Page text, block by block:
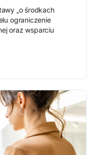
„o środkach
ograniczenie
oraz wsparciu